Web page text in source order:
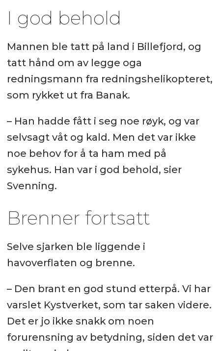
I god behold
Mannen ble tatt på land i Billefjord, og
tatt hånd om av legge oga
redningsmann fra redningshelikopteret,
som rykket ut fra Banak.
– Han hadde fått i seg noe røyk, og var
selvsagt våt og kald. Men det var ikke
noe behov for å ta ham med på
sykehus. Han var i god behold, sier
Svenning.
Brenner fortsatt
Selve sjarken ble liggende i
havoverflaten og brenne.
– Den brant en god stund etterpå. Vi har
varslet Kystverket, som tar saken videre.
Det er jo ikke snakk om noen
forurensning av betydning, siden det var